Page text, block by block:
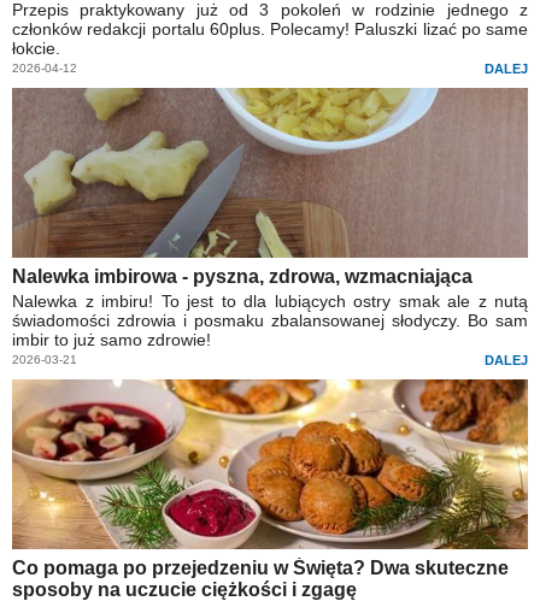
Przepis praktykowany już od 3 pokoleń w rodzinie jednego z
członków redakcji portalu 60plus. Polecamy! Paluszki lizać po same
łokcie.
2026-04-12 DALEJ
Nalewka imbirowa - pyszna, zdrowa, wzmacniająca
Nalewka z imbiru! To jest to dla lubiących ostry smak ale z nutą
świadomości zdrowia i posmaku zbalansowanej słodyczy. Bo sam
imbir to już samo zdrowie!
2026-03-21 DALEJ
Co pomaga po przejedzeniu w Święta? Dwa skuteczne
sposoby na uczucie ciężkości i zgagę